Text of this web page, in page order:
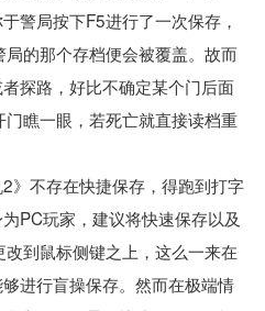
警局按下F5进行了一次保存，
的那个存档便会被覆盖。故而
探路，好比不确定某个门后面
瞧一眼，若死亡就直接读档重
》不存在快捷保存，得跑到打字
PC玩家，建议将快速保存以及
到鼠标侧键之上，这么一来在
进行盲操保存。然而在极端情